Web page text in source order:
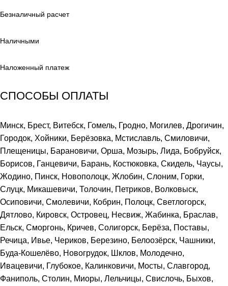
Безналичный расчет
Наличными
Наложенный платеж
СПОСОБЫ ОПЛАТЫ
Минск, Брест, Витебск, Гомель, Гродно, Могилев, Дрогичин,
Городок, Хойники, Берёзовка, Мстиславль, Смиловичи,
Плещеницы, Барановичи, Орша, Мозырь, Лида, Бобруйск,
Борисов, Ганцевичи, Барань, Костюковка, Скидель, Чаусы,
Жодино, Пинск, Новополоцк, Жлобин, Слоним, Горки,
Слуцк, Микашевичи, Толочин, Петриков, Волковыск,
Осиповичи, Смолевичи, Кобрин, Полоцк, Светлогорск,
Дятлово, Кировск, Островец, Несвиж, Жабинка, Браслав,
Ельск, Сморгонь, Кричев, Солигорск, Берёза, Поставы,
Речица, Ивье, Чериков, Березино, Белоозёрск, Чашники,
Буда-Кошелёво, Новогрудок, Шклов, Молодечно,
Ивацевичи, Глубокое, Калинковичи, Мосты, Славгород,
Фаниполь, Столин, Миоры, Лельчицы, Свислочь, Быхов,